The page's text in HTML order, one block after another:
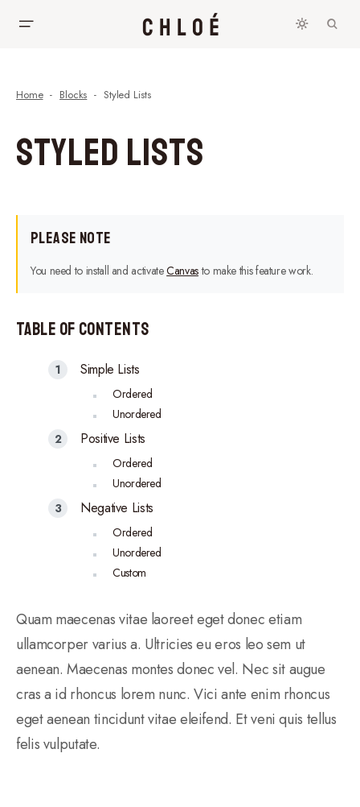
Home Blocks Styled Lists
Styled Lists
Please Note
You need to install and activateCanvasto make this feature work.
Table of Contents
Simple Lists
Ordered
Unordered
Positive Lists
Ordered
Unordered
Negative Lists
Ordered
Unordered
Custom
Quam maecenas vitae laoreet eget donec etiam
ullamcorper varius a. Ultricies eu eros leo sem ut
aenean. Maecenas montes donec vel. Nec sit augue
cras a id rhoncus lorem nunc. Vici ante enim rhoncus
eget aenean tincidunt vitae eleifend. Et veni quis tellus
felis vulputate.